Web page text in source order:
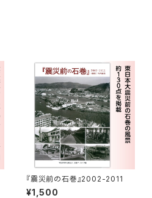
『震災前の石巻』2002-2011
¥1,500